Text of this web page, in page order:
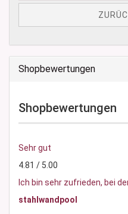
Shopbewertungen
Shopbewertungen
Sehr gut
4.81 / 5.00
Ich bin sehr zufrieden, bei
stahlwandpool